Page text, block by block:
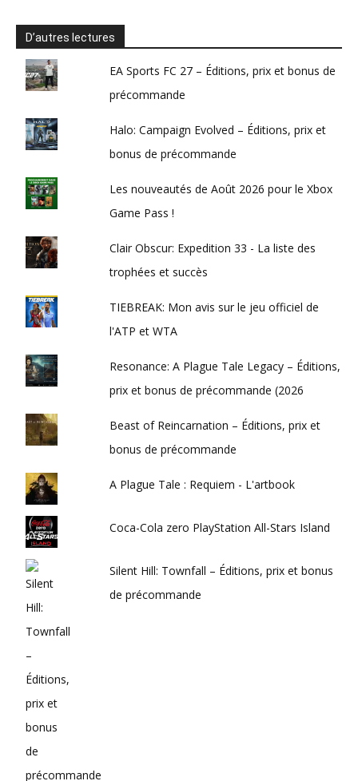
D’autres lectures
EA Sports FC 27 – Éditions, prix et bonus de
précommande
Halo: Campaign Evolved – Éditions, prix et
bonus de précommande
Les nouveautés de Août 2026 pour le Xbox
Game Pass !
Clair Obscur: Expedition 33 - La liste des
trophées et succès
TIEBREAK: Mon avis sur le jeu officiel de
l'ATP et WTA
Resonance: A Plague Tale Legacy – Éditions,
prix et bonus de précommande (2026
Beast of Reincarnation – Éditions, prix et
bonus de précommande
A Plague Tale : Requiem - L'artbook
Coca-Cola zero PlayStation All-Stars Island
Silent Hill: Townfall – Éditions, prix et bonus
de précommande